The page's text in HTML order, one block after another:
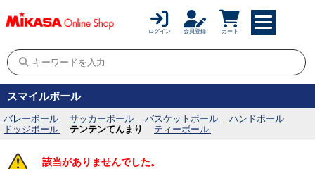
ログイン 会員登録 カート
スマイルボール
バレーボール サッカーボール バスケットボール
ハンドボール
ドッジボール
テンテンてんまり ティーボール
該当がありませんでした。